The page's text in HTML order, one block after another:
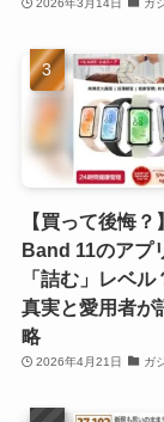
2026年3月14日 ガ
【買って後悔
Band 11のアプ
「詰む」レベ
真実と愛用者が
略
2026年4月21日 ガ